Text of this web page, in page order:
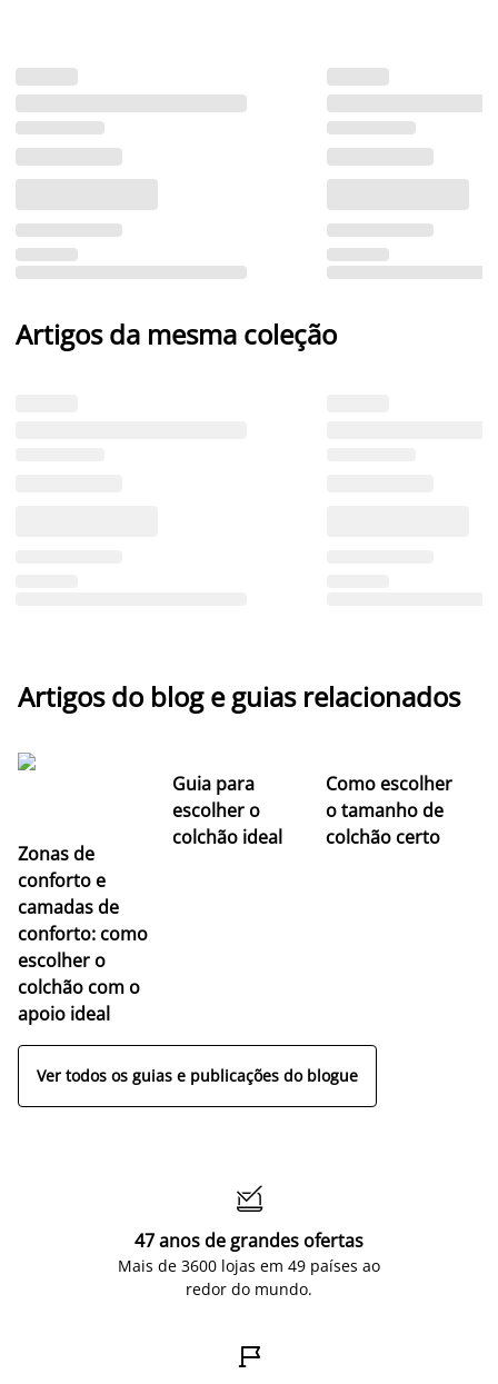
Artigos da mesma coleção
Artigos do blog e guias relacionados
Zonas de
conforto e
camadas de
conforto: como
escolher o
colchão com o
apoio ideal
Guia para
escolher o
colchão ideal
Como escolher
o tamanho de
colchão certo
Ver todos os guias e publicações do blogue

47 anos de grandes ofertas
Mais de 3600 lojas em 49 países ao
redor do mundo.
